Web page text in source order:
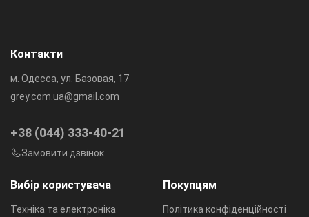
Вибір користувача
Техніка та електроніка
Покупцям
Політика конфіденційності
Контакти
м. Одесса, ул. Базовая, 17
grey.com.ua@gmail.com
+38 (044) 333-40-21
Замовити дзвінок